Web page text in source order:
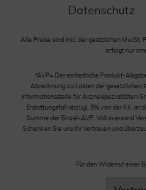
Datenschutz
Alle Preise sind inkl. der gestzlichen MwSt.
erfolgt nur
*AVP= Der einheitliche Produkt-
Abrechnung zu Lasten der gesetzlichen
Informationsstelle für Arzneispezialitäten
Erstattungsfall abzügl. 5% von der KK an
Summe der Einzel-AVP. Volksversand
Schenken Sie uns Ihr Vertrauen und
Für den Widerruf einer